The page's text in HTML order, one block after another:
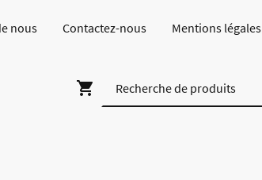
nous Contactez-nous Mentions légales